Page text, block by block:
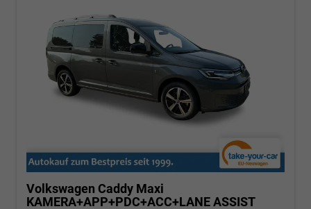
Volkswagen Caddy Maxi
KAMERA+APP+PDC+ACC+LANE ASSIST